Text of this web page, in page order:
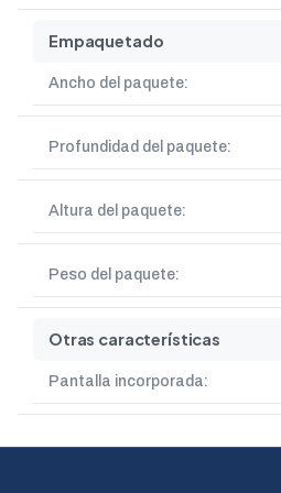
Empaquetado
Ancho del paquete:
Profundidad del paquete:
Altura del paquete:
Peso del paquete:
Otras características
Pantalla incorporada: